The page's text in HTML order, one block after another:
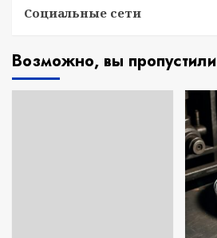
Социальные сети
Возможно, вы пропустили